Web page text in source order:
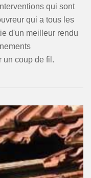
qui sont
qui a tous les
d'un meilleur rendu
un coup de fil.